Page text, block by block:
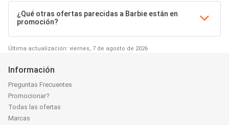
¿Qué otras ofertas parecidas a Barbie están en
promoción?
Última actualización: viernes, 7 de agosto de 2026
Información
Preguntas Frecuentes
Promocionar?
Todas las ofertas
Marcas